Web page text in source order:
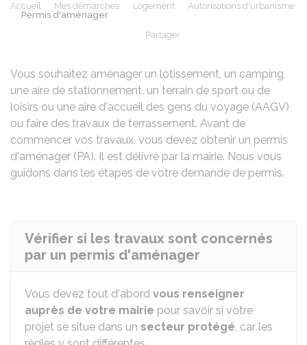
Accueil Mes démarches Logement
Autorisations d'urbanisme
Permis d'aménager
Partager
Vous souhaitez aménager un lotissement, un camping,
une aire de stationnement, un terrain de sport ou de
loisirs ou une aire d'accueil des gens du voyage (AAGV)
ou faire des travaux de terrassement. Avant de
commencer vos travaux, vous devez obtenir un permis
d'aménager (PA). Il est délivré par la mairie. Nous vous
guidons dans les étapes de votre demande de permis.
Vérifier si les travaux sont concernés
par un permis d'aménager
Vous devez tout d'abord vous renseigner
auprès de votre mairie pour savoir si votre
projet se situe dans un secteur protégé, car les